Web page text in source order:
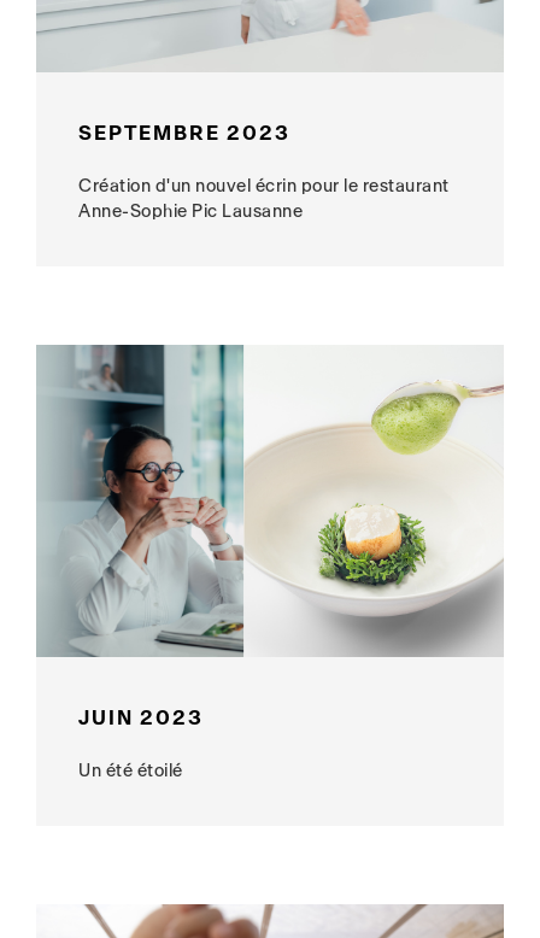
SEPTEMBRE 2023
Création d'un nouvel écrin pour le restaurant
Anne-Sophie Pic Lausanne
JUIN 2023
Un été étoilé